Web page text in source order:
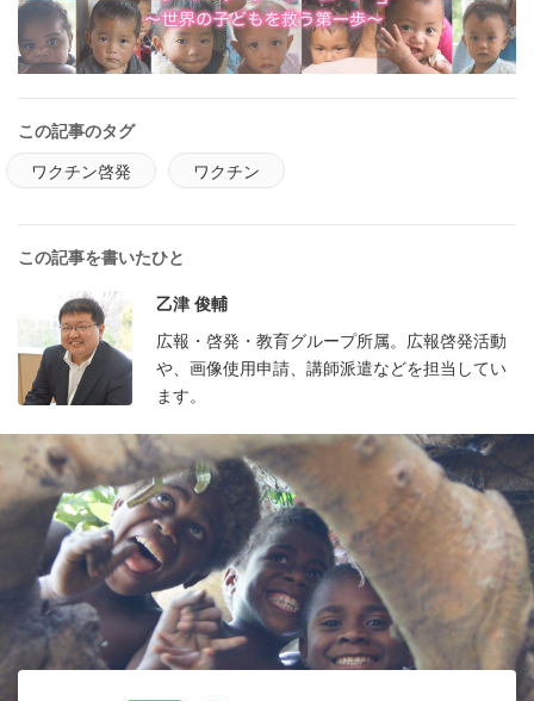
この記事のタグ
ワクチン啓発 ワクチン
この記事を書いたひと
乙津 俊輔
広報・啓発・教育グループ所属。広報啓発活動
や、画像使用申請、講師派遣などを担当してい
ます。